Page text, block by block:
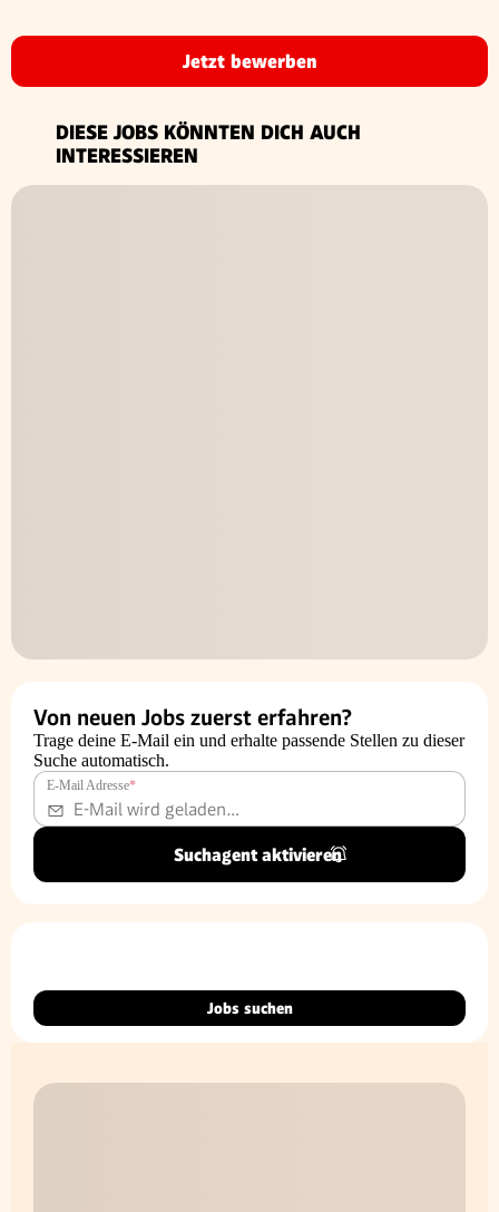
Jetzt bewerben
DIESE JOBS KÖNNTEN DICH AUCH
INTERESSIEREN
Von neuen Jobs zuerst erfahren?
Trage deine E-Mail ein und erhalte passende Stellen zu dieser
Suche automatisch.
E-Mail Adresse*
Suchagent aktivieren
Jobs suchen